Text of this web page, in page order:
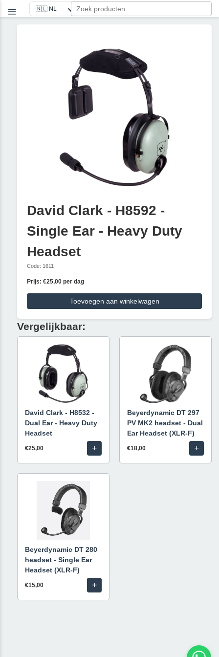
David Clark - H8592 -
Single Ear - Heavy Duty
Headset
Code: 1611
Prijs: €25,00 per dag
Toevoegen aan winkelwagen
Vergelijkbaar:
David Clark - H8532 -
Dual Ear - Heavy Duty
Headset
€25,00 +
Beyerdynamic DT 297
PV MK2 headset - Dual
Ear Headset (XLR-F)
€18,00 +
Beyerdynamic DT 280
headset - Single Ear
Headset (XLR-F)
€15,00 +